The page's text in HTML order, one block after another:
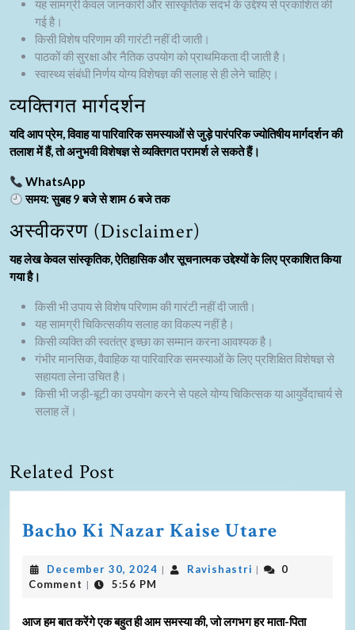
यह सामग्री केवल जानकारी और सांस्कृतिक संदर्भ के उद्देश्य से प्रकाशित की
गई है।
किसी विशेष परिणाम की गारंटी नहीं दी जाती।
पाठकों की सुरक्षा और नैतिक उपयोग को प्राथमिकता दी जाती है।
स्वास्थ्य संबंधी निर्णय योग्य विशेषज्ञ की सलाह से ही लेने चाहिए।
व्यक्तिगत मार्गदर्शन
यदि आप प्रेम, विवाह या पारिवारिक समस्याओं से जुड़े पारंपरिक ज्योतिषीय मार्गदर्शन की
तलाश में हैं, तो अनुभवी विशेषज्ञ से व्यक्तिगत परामर्श ले सकते हैं।
WhatsApp
समय: सुबह 9 बजे से शाम 6 बजे तक
अस्वीकरण (Disclaimer)
यह लेख केवल सांस्कृतिक, ऐतिहासिक और सूचनात्मक उद्देश्यों के लिए प्रकाशित किया
गया है।
किसी भी उपाय से विशेष परिणाम की गारंटी नहीं दी जाती।
यह सामग्री चिकित्सकीय सलाह का विकल्प नहीं है।
किसी व्यक्ति की स्वतंत्र इच्छा का सम्मान करना आवश्यक है।
गंभीर मानसिक, वैवाहिक या पारिवारिक समस्याओं के लिए प्रशिक्षित विशेषज्ञ से
सहायता लेना उचित है।
किसी भी जड़ी-बूटी का उपयोग करने से पहले योग्य चिकित्सक या आयुर्वेदाचार्य से
सलाह लें।
Related Post
Bacho Ki Nazar Kaise Utare
December 30, 2024 | Ravishastri |
0
Comment | 5:56 PM
आज हम बात करेंगे एक बहुत ही आम समस्या की, जो लगभग हर माता-पिता